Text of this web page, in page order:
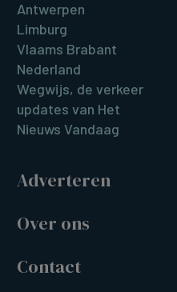
Antwerpen
Limburg
Vlaams Brabant
Nederland
Wegwijs, de verkeer
updates van Het
Nieuws Vandaag
Adverteren
Over ons
Contact